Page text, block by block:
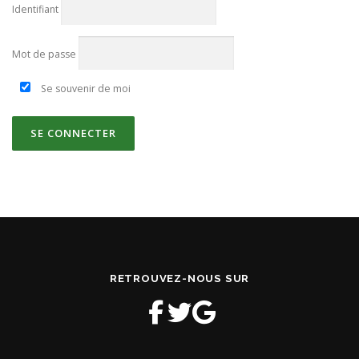
Identifiant
Mot de passe
Se souvenir de moi
RETROUVEZ-NOUS SUR